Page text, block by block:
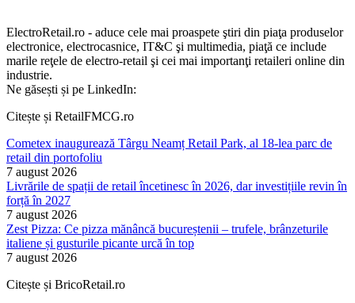
ElectroRetail.ro - aduce cele mai proaspete ştiri din piaţa produselor
electronice, electrocasnice, IT&C şi multimedia, piaţă ce include
marile reţele de electro-retail şi cei mai importanţi retaileri online din
industrie.
Ne găsești și pe LinkedIn:
Citește și RetailFMCG.ro
Cometex inaugurează Târgu Neamț Retail Park, al 18-lea parc de
retail din portofoliu
7 august 2026
Livrările de spații de retail încetinesc în 2026, dar investițiile revin în
forță în 2027
7 august 2026
Zest Pizza: Ce pizza mănâncă bucureștenii – trufele, brânzeturile
italiene și gusturile picante urcă în top
7 august 2026
Citește și BricoRetail.ro